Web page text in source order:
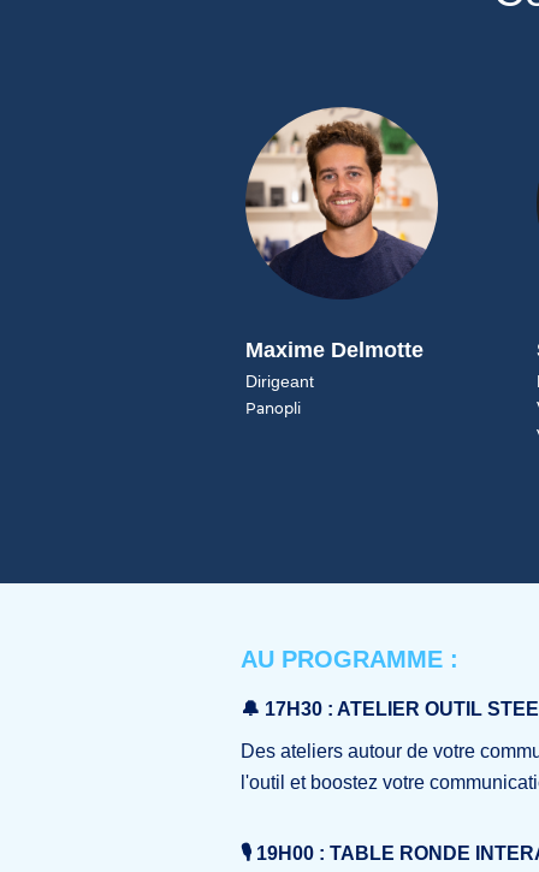
Maxime Delmotte
Dirigeant
Panopli
AU PROGRAMME :
🔔 17H30 : ATELIER OUTIL
Des ateliers autour de votre
l'outil et boostez votre
🎙 19H00 : TABLE RONDE